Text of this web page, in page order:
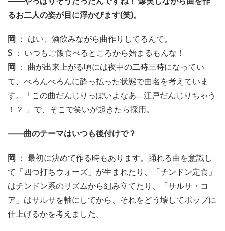
るお二人の姿が目に浮かびます(笑)。
岡 ： はい、酒飲みながら曲作りしてるんで。
S ： いつもご飯食べるところから始まるもんな！
岡 ： 曲が出来上がる頃には夜中の二時三時になってい
て、べろんべろんに酔っ払った状態で曲名を考えていま
す。「この曲だんじりっぽいよなあ… 江戸だんじりちゃう
！？ 」で、そこで笑いが起きたら採用。
——曲のテーマはいつも後付けで？
岡 ： 最初に決めて作る時もあります。踊れる曲を意識し
て「四つ打ちウォーズ」が生まれたり、「チンドン定食」
はチンドン系のリズムから組み立てたり、「サルサ・コ
ア」はサルサを軸にしてから、それをどう壊してポップに
仕上げるかを考えました。